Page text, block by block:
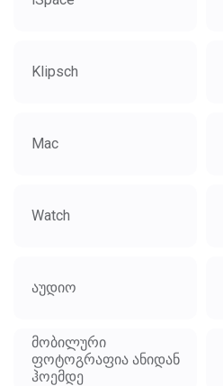
Klipsch
Mac
Watch
აუდიო
მობილური
ფოტოგრაფია ანიდან
ჰოემდე